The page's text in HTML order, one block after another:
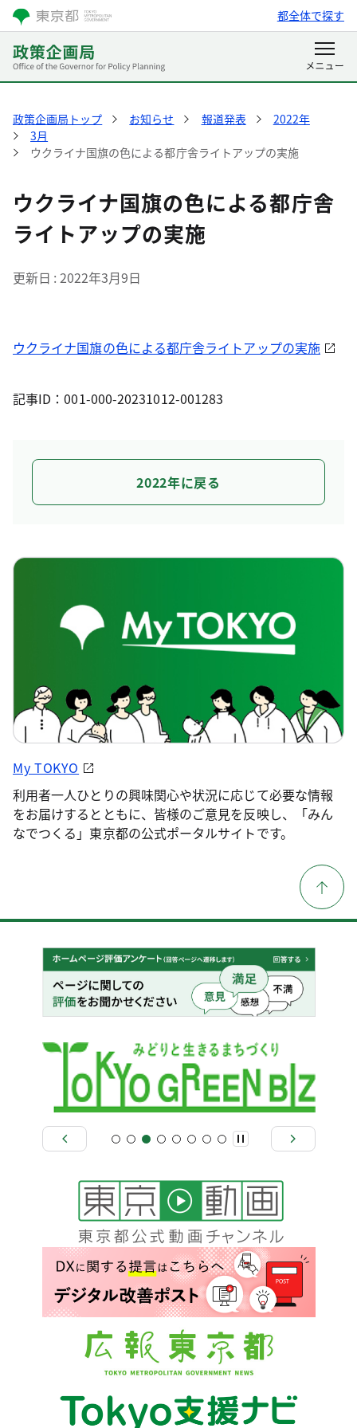
都全体で探す
政策企画局トップ お知らせ 報道発表
2022年
3月
ウクライナ国旗の色による都庁舎ライトアップの実施
ウクライナ国旗の色による都庁舎
ライトアップの実施
更新日 2022年3月9日
ウクライナ国旗の色による都庁舎ライトアップの実施
記事ID：001-000-20231012-001283
2022年に戻る
My TOKYO
利用者一人ひとりの興味関心や状況に応じて必要な情報
をお届けするとともに、皆様のご意見を反映し、「みん
なでつくる」東京都の公式ポータルサイトです。